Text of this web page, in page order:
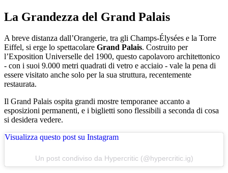
La Grandezza del Grand Palais
A breve distanza dall’Orangerie, tra gli Champs-Élysées e la Torre
Eiffel, si erge lo spettacolare Grand Palais. Costruito per
l’Exposition Universelle del 1900, questo capolavoro architettonico
- con i suoi 9.000 metri quadrati di vetro e acciaio - vale la pena di
essere visitato anche solo per la sua struttura, recentemente
restaurata.
Il Grand Palais ospita grandi mostre temporanee accanto a
esposizioni permanenti, e i biglietti sono flessibili a seconda di cosa
si desidera vedere.
Visualizza questo post su Instagram
Un post condiviso da Hypercritic (@hypercritic.ig)